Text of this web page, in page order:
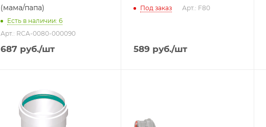
(мама/папа)
Есть в наличии: 6
Арт.: RCA-0080-000090
687 руб./шт
Под заказ Арт.: F80
589 руб./шт